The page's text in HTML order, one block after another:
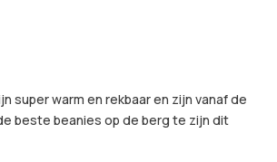
super warm en rekbaar en zijn vanaf de
beste beanies op de berg te zijn dit